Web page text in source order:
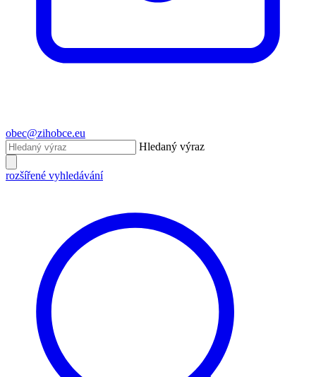
obec@zihobce.eu
Hledaný výraz
rozšířené vyhledávání